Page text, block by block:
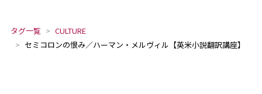
タグ一覧
CULTURE
セミコロンの恨み／ハーマン・メルヴィル【英米小説翻訳講座】